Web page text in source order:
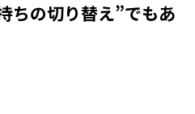
ちの切り替え”でもあ